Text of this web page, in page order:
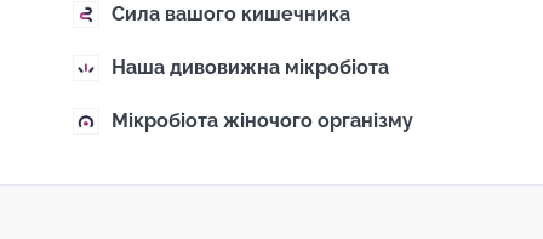
Сила вашого кишечника
Наша дивовижна мікробіота
Мікробіота жіночого організму